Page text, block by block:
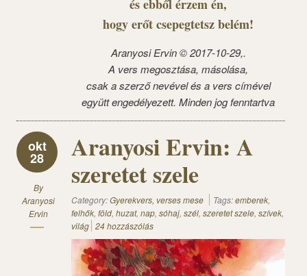
és ebből érzem én,
hogy erőt csepegtetsz belém!
Aranyosi Ervin ©2017-10-29,.
A vers megosztása, másolása,
csak a szerző nevével és a vers címével
együtt engedélyezett. Minden jog fenntartva
okt
28
By
Aranyosi
Ervin
Aranyosi Ervin: A
szeretet szele
Category:Gyerekvers, verses mese Tags:emberek,
felhők, föld, huzat, nap, sóhaj, szél, szeretet szele, szívek,
világ 24 hozzászólás